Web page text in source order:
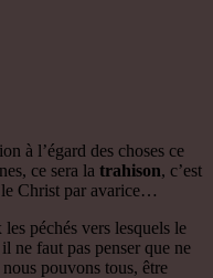
à l’égard des choses ce
ce sera la trahison, c’est
le Christ par avarice…
péchés vers lesquels le
ne faut pas penser que ne
pouvons tous, être